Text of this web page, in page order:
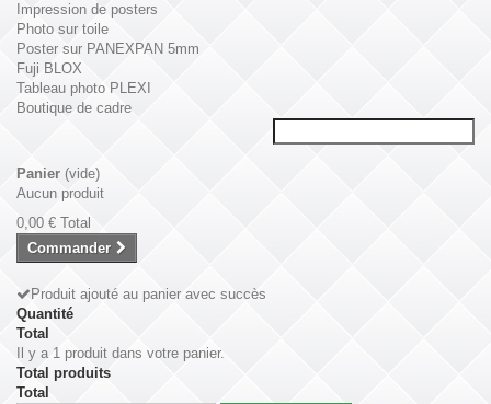
Impression de posters
Photo sur toile
Poster sur PANEXPAN 5mm
Fuji BLOX
Tableau photo PLEXI
Boutique de cadre
Panier (vide)
Aucun produit
0,00 € Total
Commander
Produit ajouté au panier avec succès
Quantité
Total
Il y a 1 produit dans votre panier.
Total produits
Total